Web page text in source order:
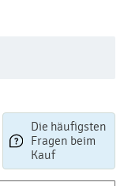
Die häufigsten
Fragen beim
Kauf